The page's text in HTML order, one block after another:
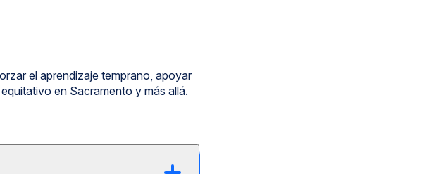
el aprendizaje temprano, apoyar
en Sacramento y más allá.